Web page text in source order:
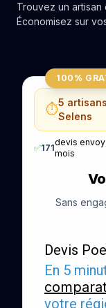
Trouvez un artisan
Économisez sur
100%
⏱️5
Selens
✅171
devis
mois
Sans
Devis
En 5
votre